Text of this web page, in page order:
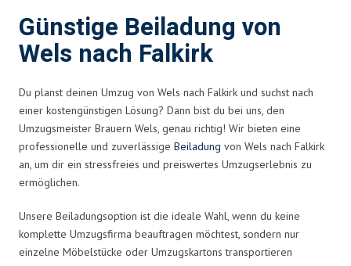
Günstige Beiladung von
Wels nach Falkirk
Du planst deinen Umzug von Wels nach Falkirk und suchst nach
einer kostengünstigen Lösung? Dann bist du bei uns, den
Umzugsmeister Brauern Wels, genau richtig! Wir bieten eine
professionelle und zuverlässige Beiladung von Wels nach Falkirk
an, um dir ein stressfreies und preiswertes Umzugserlebnis zu
ermöglichen.
Unsere Beiladungsoption ist die ideale Wahl, wenn du keine
komplette Umzugsfirma beauftragen möchtest, sondern nur
einzelne Möbelstücke oder Umzugskartons transportieren